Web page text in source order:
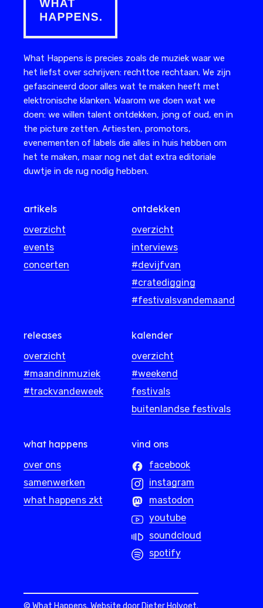
What Happens is precies zoals de muziek waar we
het liefst over schrijven: rechttoe rechtaan. We zijn
gefascineerd door alles wat te maken heeft met
elektronische klanken. Waarom we doen wat we
doen: we willen talent ontdekken, jong of oud, en in
the picture zetten. Artiesten, promotors,
evenementen of labels die alles in huis hebben om
het te maken, maar nog net dat extra editoriale
duwtje in de rug nodig hebben.
artikels
overzicht
events
concerten
ontdekken
overzicht
interviews
#devijfvan
#cratedigging
#festivalsvandemaand
releases
overzicht
#maandinmuziek
#trackvandeweek
kalender
overzicht
#weekend
festivals
buitenlandse festivals
what happens
over ons
samenwerken
what happens zkt
vind ons
facebook
instagram
mastodon
youtube
soundcloud
spotify
© What Happens. Website door Dieter Holvoet.